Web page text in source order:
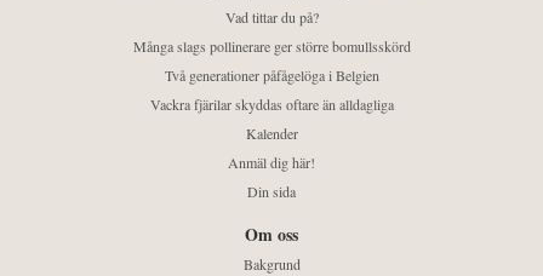
Vad tittar du på?
Många slags pollinerare ger större bomullsskörd
Två generationer påfågelöga i Belgien
Vackra fjärilar skyddas oftare än alldagliga
Kalender
Anmäl dig här!
Din sida
Om oss
Bakgrund